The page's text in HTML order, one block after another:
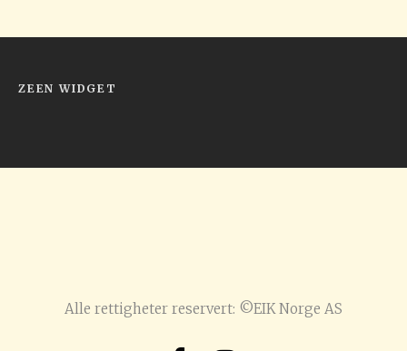
ZEEN WIDGET
Alle rettigheter reservert: ©EIK Norge AS